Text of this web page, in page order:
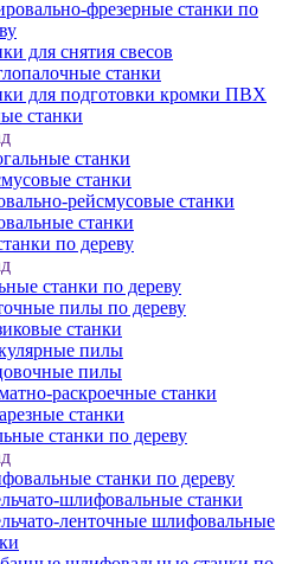
фрезерные станки по
для снятия свесов
станки
для подготовки кромки ПВХ
станки
станки
станки
рейсмусовые станки
станки
по дереву
станки по дереву
пилы по дереву
станки
пилы
пилы
раскроечные станки
станки
станки по дереву
станки по дереву
шлифовальные станки
ленточные шлифовальные